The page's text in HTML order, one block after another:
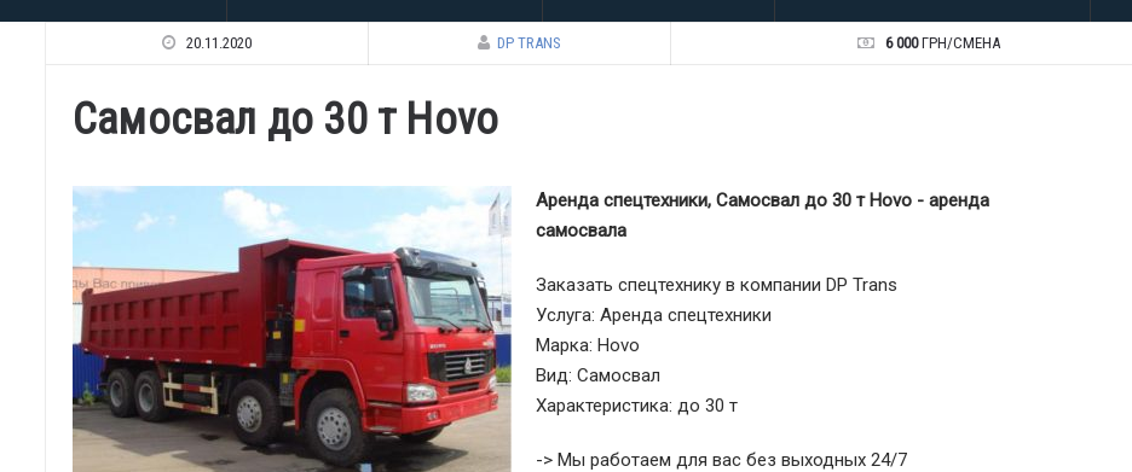
20.11.2020 DP TRANS 6 000 ГРН/СМЕНА
Самосвал до 30 т Hovo
Аренда спецтехники, Самосвал до 30 т Hovo - аренда
самосвала
Заказать спецтехнику в компании DP Trans
Услуга: Аренда спецтехники
Марка: Hovo
Вид: Самосвал
Характеристика: до 30 т
-> Мы работаем для вас без выходных 24/7